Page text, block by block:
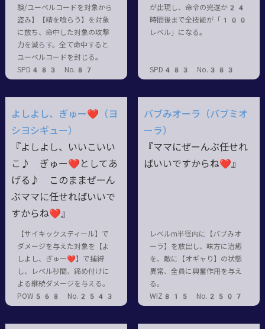
験/ユーベルコードを対象から
盗み】【精を喰らう】を対象
に放ち、命中した対象の攻撃
力を減らす。全て命中すると
ユーベルコードを封じる。
SPD483 No.87
が出現し、命令の完遂か24
時間後まで全技能が「100
レベル」になる。
SPD483 No.383
よしよし、ぎゅー❤（ヨ
シヨシギュー）
『よしよし、いいこいい
こ♪ ぎゅー❤としてあ
げる♪ このままぜーん
ぶママに任せればいいで
すからね❤』
【サイキックスティール】で
ダメージを与えた対象を【よ
しよし、ぎゅー❤】で捕縛
し、レベル秒間、締め付けに
よる継続ダメージを与える。
POW568 No.2543
バブみオーラ（バブミオ
ーラ）
『ママにぜーんぶ任せれ
ばいいですからね❤』
レベルm半径内に【バブみオ
ーラ】を放出し、味方に治癒
を、敵に【オギャり】の状態
異常、全員に興奮作用を与え
る。
WIZ815 No.2507